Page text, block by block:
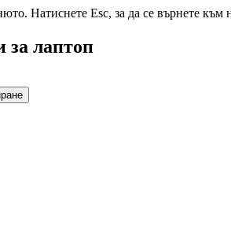
Натиснете Esc, за да се върнете към
лаптоп